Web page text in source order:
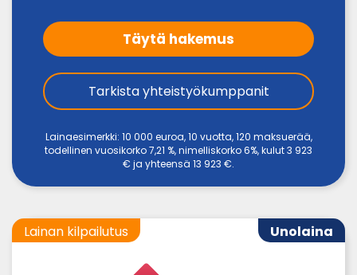
Täytä hakemus
Tarkista yhteistyökumppanit
Lainaesimerkki: 10 000 euroa, 10 vuotta, 120 maksuerää,
todellinen vuosikorko 7,21 %, nimelliskorko 6%, kulut 3 923
€ ja yhteensä 13 923 €.
Unolaina
Lainan kilpailutus